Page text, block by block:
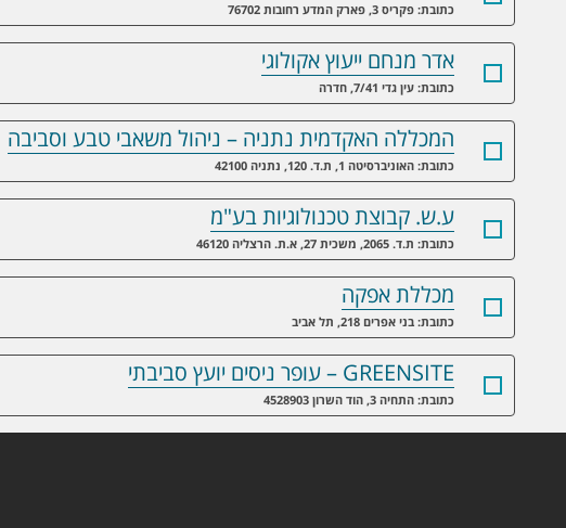
כתובת: פקריס 3, פארק המדע רחובות 76702
אדר מנחם ייעוץ אקולוגי
כתובת: עין גדי 7/41, חדרה
המכללה האקדמית נתניה – ניהול משאבי טבע וסביבה
כתובת: האוניברסיטה 1, ת.ד. 120, נתניה 42100
ע.ש. קבוצת טכנולוגיות בע"מ
כתובת: ת.ד. 2065, משכית 27, א.ת. הרצליה 46120
מכללת אפקה
כתובת: בני אפרים 218, תל אביב
GREENSITE – עופר ניסים יועץ סביבתי
כתובת: התחיה 3, הוד השרון 4528903